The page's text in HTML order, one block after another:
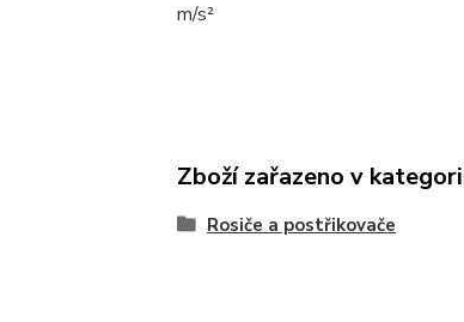
m/s²
Zboží zařazeno v
Rosiče a postřikovače